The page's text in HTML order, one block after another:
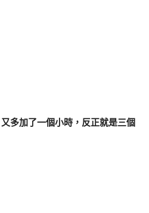
多加了一個小時，反正就是三個